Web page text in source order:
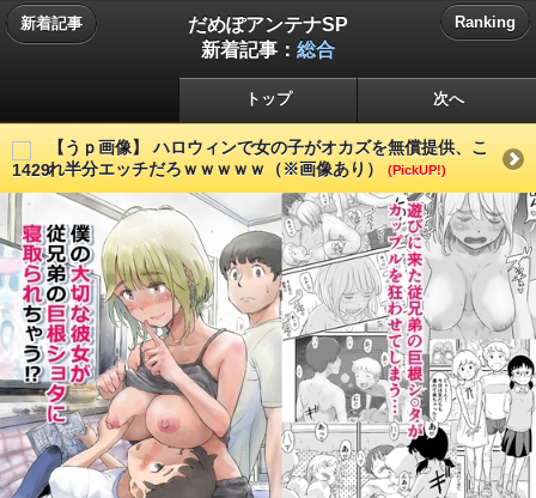
新着記事
だめぽアンテナSP
新着記事： 総合
Ranking
トップ 次へ
【うｐ画像】 ハロウィンで女の子がオカズを無償提供、こ
れ半分エッチだろｗｗｗｗｗ（※画像あり）
(PickUP!)